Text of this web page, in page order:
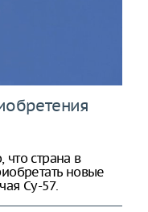
страна в
новые
Су-57.